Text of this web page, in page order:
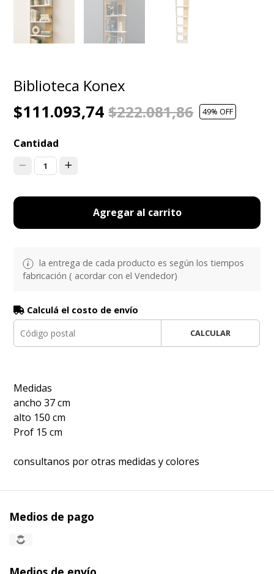
Biblioteca Konex
$111.093,74$222.081,86 49% OFF
Cantidad
1
Agregar al carrito
la entrega de cada producto es según los tiempos
fabricación ( acordar con el Vendedor)
Calculá el costo de envío
CALCULAR
Medidas
ancho 37 cm
alto 150 cm
Prof 15 cm
consultanos por otras medidas y colores
Medios de pago